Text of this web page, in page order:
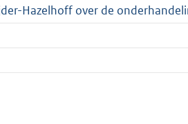
Hazelhoff over de